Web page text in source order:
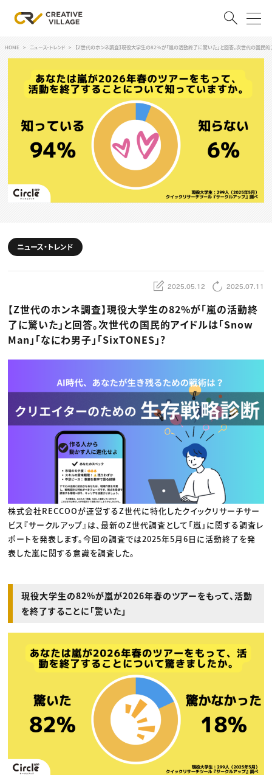
ACCOUNT
ログイン 会員登録
RECRUIT
クリエイター求人を探す
CREATIVE JOB求人検索
採用説明会
転職支援サービス
CONTENTS
スキルアップしたい！ トップ
デザイン
動画配信・映像制作
ディレクション
業界解説・キャリア事情
お役立ち基礎知識
TOP Creator’s コラム
ゲームクリエイター
映像クリエイター
マーケッター
クリエイターインタビュー
C＆R Magazine
ニュース・トレンド
ニュース・トレンド トップ
Web
映像
CREATIVE VILLAGEからのお知らせ
プロフェッショナル×つながる×メディア
HOME ニュース・トレンド 【Z世代のホンネ調査】現役大学生の82%が「嵐の活動終了に驚いた」と回答。次世代の国民的
ニュース・トレンド
2025.05.12 2025.07.11
【Z世代のホンネ調査】現役大学生の82%が「嵐の活動終
了に驚いた」と回答。次世代の国民的アイドルは「Snow
Man」「なにわ男子」「SixTONES」?
株式会社RECCOOが運営するZ世代に特化したクイックリサーチサー
ビス『サークルアップ』は、最新のZ世代調査として「嵐」に関する調査レ
ポートを発表します。今回の調査では2025年5月6日に活動終了を発
表した嵐に関する意識を調査した。
現役大学生の82%が嵐が2026年春のツアーをもって、活動
を終了することに「驚いた」